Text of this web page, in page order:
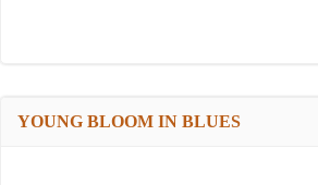
YOUNG BLOOM IN BLUES